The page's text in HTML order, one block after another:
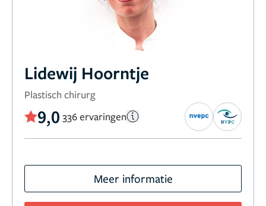
Lidewij Hoorntje
Plastisch chirurg
9,0 336 ervaringen
Meer informatie